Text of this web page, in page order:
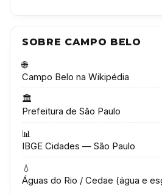
SOBRE CAMPO BELO
🌐
Campo Belo na Wikipédia
🏛️
Prefeitura de São Paulo
📊
IBGE Cidades — São Paulo
💧
Águas do Rio / Cedae (água e